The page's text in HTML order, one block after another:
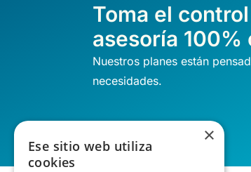
Toma el
asesoría 100%
Nuestros planes están
necesidades.
×
Ese sitio web utiliza
cookies